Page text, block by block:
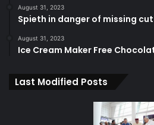
August 31, 2023
Spieth in danger of missing cut
August 31, 2023
Ice Cream Maker Free
Last Modified Posts